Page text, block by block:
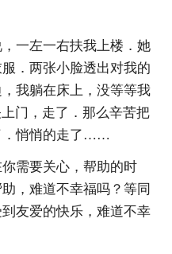
一左一右扶我上楼．她
．两张小脸透出对我的
我躺在床上，没等等我
门，走了．那么辛苦把
．悄悄的走了……
需要关心，帮助的时
，难道不幸福吗？等同
友爱的快乐，难道不幸